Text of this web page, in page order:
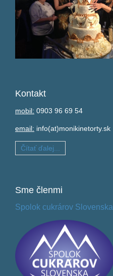
Kontakt
mobil: 0903 96 69 54
email: info(at)monikinetorty.sk
Čítať ďalej...
Sme členmi
Spolok cukrárov Slovenska